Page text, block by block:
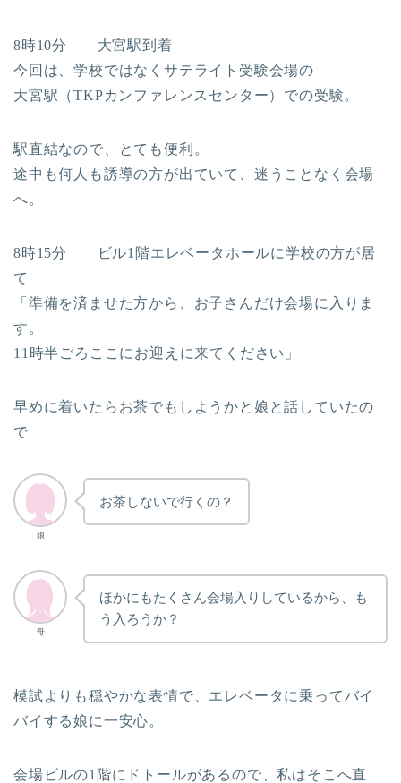
8時10分 大宮駅到着
今回は、学校ではなくサテライト受験会場の
大宮駅（TKPカンファレンスセンター）での受験。
駅直結なので、とても便利。
途中も何人も誘導の方が出ていて、迷うことなく会場
へ。
8時15分 ビル1階エレベータホールに学校の方が居
て
「準備を済ませた方から、お子さんだけ会場に入りま
す。
11時半ごろここにお迎えに来てください」
早めに着いたらお茶でもしようかと娘と話していたの
で
娘
お茶しないで行くの？
母
ほかにもたくさん会場入りしているから、も
う入ろうか？
模試よりも穏やかな表情で、エレベータに乗ってバイ
バイする娘に一安心。
会場ビルの1階にドトールがあるので、私はそこへ直